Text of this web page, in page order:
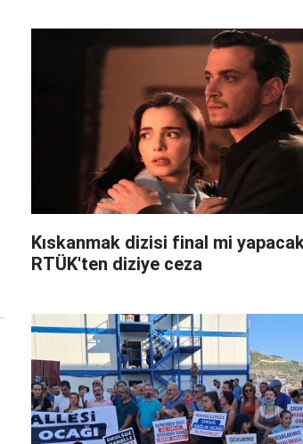
Kıskanmak dizisi final mi
RTÜK'ten diziye ceza